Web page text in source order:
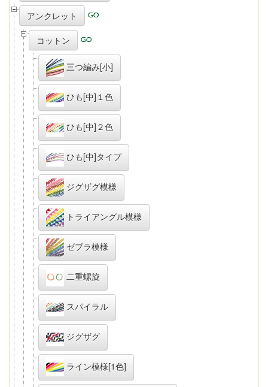
アンクレット
コットン
三つ編み[小]
ひも[中]１色
ひも[中]２色
ひも[中]タイプ
ジグザグ模様
トライアングル模様
ゼブラ模様
二重螺旋
スパイラル
ジグザグ
ライン模様[1色]